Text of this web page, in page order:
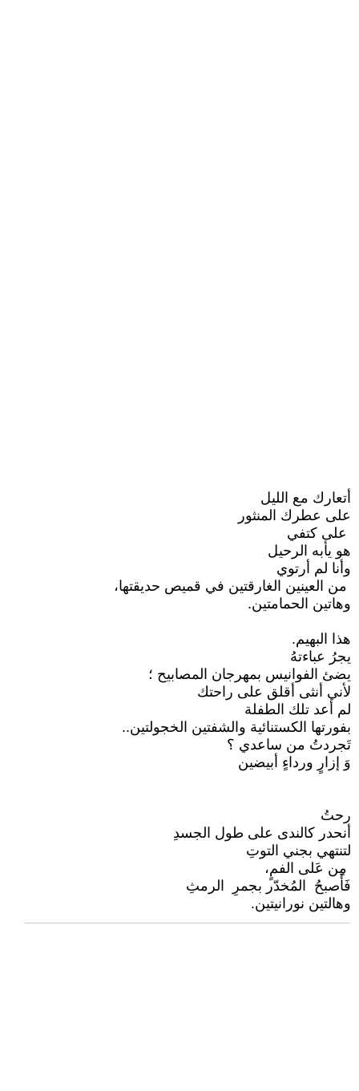
أتعارك مع الليل
على عطرك المنثور
على كتفي
هو يأبه الرحيل
وأنا لم أرتوي
من العينين الغارقتين في قميص حديقتها،
وهاتین الحمامتين.
هذا البهيم.
يجرُ عباءتهُ
يضئ الفوانيس بمهرجان المصابيح ؛
لأني أنثى أقلق على راحتك
لم أعد تلك الطفلة
بفورتها الكستنائية والشفتين الخجولتين..
تَجردتُ من ساعدي ؟
وَ إزارٍ ورداءٍ أبيضين
رحتُ
أنحدر كالندى على طول الجسدِ
لتنتهي بجني التوتِ
مِن عَلى الفمٍ،
فَأَصبحُ المُخدّر بجمرِ الرمثِ
وهالتين نورانيتين.